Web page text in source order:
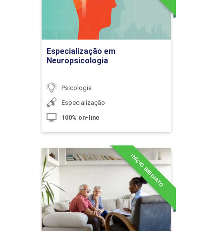
Bases Epistemológicas da Psicologia
Cognitiva Experimental
10h
Método de Pesquisa na Abordagem
Cognitiva
Especialização em
Neuropsicologia
Psicologia
Especialização
100% on-line
Ir para Inscrição
INÍCIO IMEDIATO
Especialização em
Psicogerontologia
Detalhes do curso
Ir para Inscrição